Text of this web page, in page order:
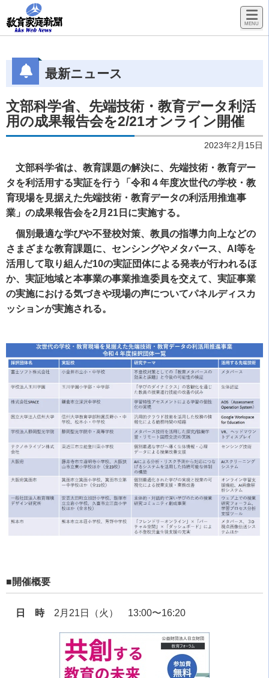
最新ニュース
文部科学省、先端技術・教育データ利活
用の成果報告会を2/21オンライン開催
2023年2月15日
文部科学省は、教育課題の解決に、先端技術・教育デー
タを利活用する実証を行う「令和４年度次世代の学校・教
育現場を見据えた先端技術・教育データの利活用推進事
業」の成果報告会を2月21日に実施する。
個別最適な学びや不登校対策、教員の指導力向上などの
さまざまな教育課題に、センシングやメタバース、AI等を
活用して取り組んだ10の実証団体による発表が行われるほ
か、実証地域と本事業の事業推進委員を交えて、実証事業
の実施における気づきや現場の声についてパネルディスカ
ッションが実施される。
■開催概要
日 時2月21日（火） 13:00〜16:20